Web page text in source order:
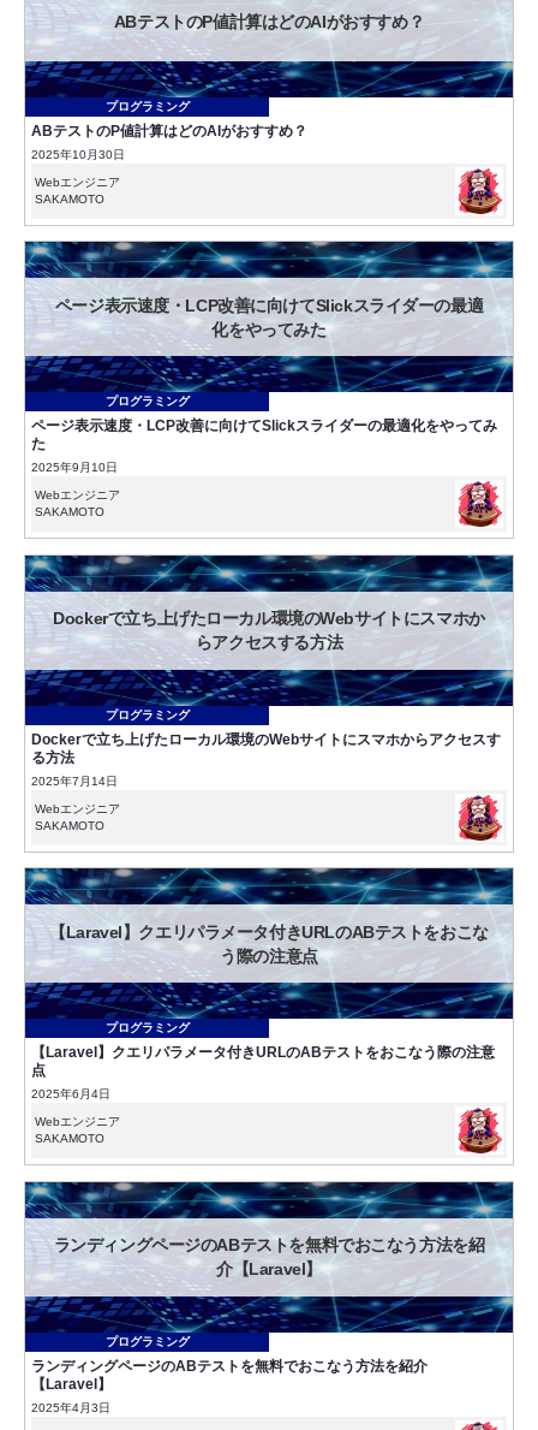
ABテストのP値計算はどのAIがおすすめ？
プログラミング
ABテストのP値計算はどのAIがおすすめ？
2025年10月30日
Webエンジニア
SAKAMOTO
ページ表示速度・LCP改善に向けてSlickスライダーの最適
化をやってみた
プログラミング
ページ表示速度・LCP改善に向けてSlickスライダーの最適化をやってみ
た
2025年9月10日
Webエンジニア
SAKAMOTO
Dockerで立ち上げたローカル環境のWebサイトにスマホか
らアクセスする方法
プログラミング
Dockerで立ち上げたローカル環境のWebサイトにスマホからアクセスす
る方法
2025年7月14日
Webエンジニア
SAKAMOTO
【Laravel】クエリパラメータ付きURLのABテストをおこな
う際の注意点
プログラミング
【Laravel】クエリパラメータ付きURLのABテストをおこなう際の注意
点
2025年6月4日
Webエンジニア
SAKAMOTO
ランディングページのABテストを無料でおこなう方法を紹
介【Laravel】
プログラミング
ランディングページのABテストを無料でおこなう方法を紹介
【Laravel】
2025年4月3日